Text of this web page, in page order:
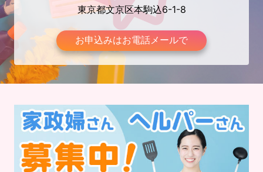
東京都文京区本駒込6-1-8
お申込みはお電話メールで